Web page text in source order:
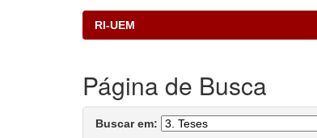
RI-UEM
Página de Busca
Buscar em: